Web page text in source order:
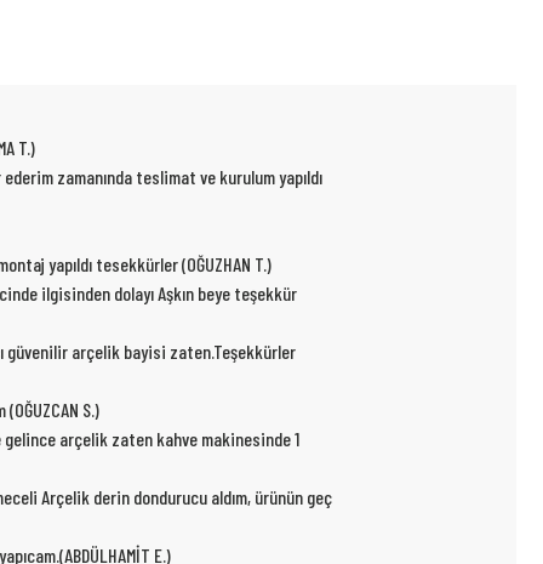
T.)
zamanında teslimat ve kurulum yapıldı
yapıldı tesekkürler (OĞUZHAN T.)
ilgisinden dolayı Aşkın beye teşekkür
güvenilir arçelik bayisi zaten.Teşekkürler
S.)
arçelik zaten kahve makinesinde 1
Arçelik derin dondurucu aldım, ürünün geç
E.)